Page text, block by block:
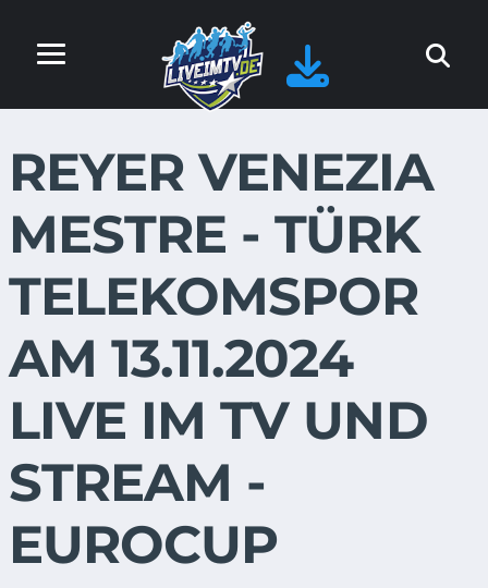
REYER VENEZIA
MESTRE - TÜRK
TELEKOMSPOR
AM 13.11.2024
LIVE IM TV UND
STREAM -
EUROCUP